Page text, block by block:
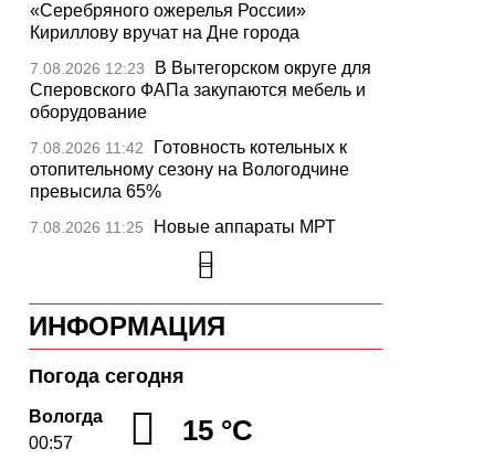
«Серебряного ожерелья России»
Кириллову вручат на Дне города
7.08.2026 12:23
В Вытегорском округе для
Сперовского ФАПа закупаются мебель и
оборудование
7.08.2026 11:42
Готовность котельных к
отопительному сезону на Вологодчине
превысила 65%
7.08.2026 11:25
Новые аппараты МРТ
установят в двух медучреждениях
Вологодской области
7.08.2026 10:41 В Устюжне отметят 774-
летие города фестивалем кузнечного
мастерства
7.08.2026 10:18 Вологодская область
уверенно шагает в цифровое будущее
7.08.2026 09:49
На Вологодчине подвели
ИНФОРМАЦИЯ
Погода сегодня
Вологда
00:57
15 °C